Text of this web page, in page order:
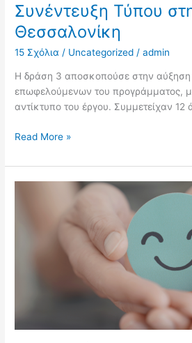
Συνέντευξη Τύπου
Θεσσαλονίκη
15 Σχόλια / Uncategorized /admin
Η δράση 3 αποσκοπούσε στην αύξηση
επωφελούμενων του προγράμματος,
αντίκτυπο του έργου. Συμμετείχαν 12
Read More »